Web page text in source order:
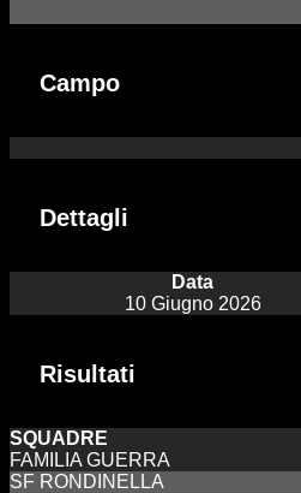
Campo
Dettagli
Data
10 Giugno 2026
Risultati
SQUADRE
FAMILIA GUERRA
SF RONDINELLA